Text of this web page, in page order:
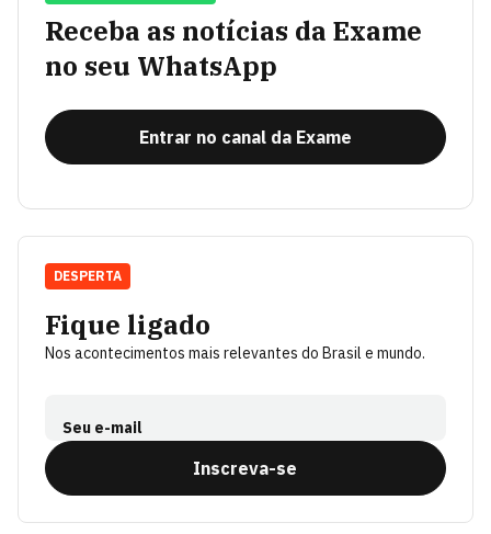
Receba as notícias da Exame
no seu WhatsApp
Entrar no canal da Exame
Fique ligado
Nos acontecimentos mais relevantes do Brasil e mundo.
Seu e-mail
Inscreva-se
DESPERTA